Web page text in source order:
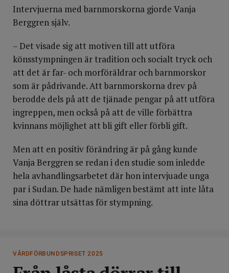
Intervjuerna med barnmorskorna gjorde Vanja
Berggren själv.
– Det visade sig att motiven till att utföra
könsstympningen är tradition och socialt tryck och
att det är far- och morföräldrar och barnmorskor
som är pådrivande. Att barnmorskorna drev på
berodde dels på att de tjänade pengar på att utföra
ingreppen, men också på att de ville förbättra
kvinnans möjlighet att bli gift eller förbli gift.
Men att en positiv förändring är på gång kunde
Vanja Berggren se redan i den studie som inledde
hela avhandlingsarbetet där hon intervjuade unga
par i Sudan. De hade nämligen bestämt att inte låta
sina döttrar utsättas för stympning.
VÅRDFÖRBUNDSPRISET 2025